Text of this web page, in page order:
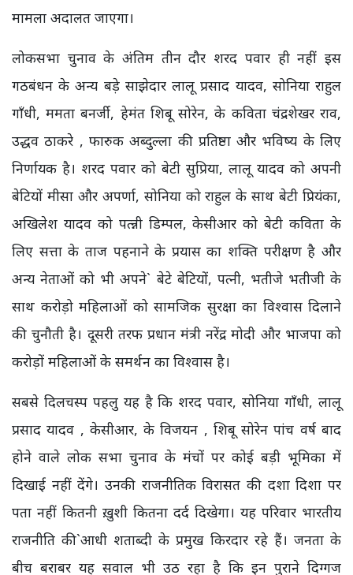
मामला अदालत जाएगा।
लोकसभा चुनाव के अंतिम तीन दौर शरद पवार ही नहीं इस
गठबंधन के अन्य बड़े साझेदार लालू प्रसाद यादव, सोनिया राहुल
गाँधी, ममता बनर्जी, हेमंत शिबू सोरेन, के कविता चंद्रशेखर राव,
उद्धव ठाकरे , फारुक अब्दुल्ला की प्रतिष्ठा और भविष्य के लिए
निर्णायक है। शरद पवार को बेटी सुप्रिया, लालू यादव को अपनी
बेटियों मीसा और अपर्णा, सोनिया को राहुल के साथ बेटी प्रियंका,
अखिलेश यादव को पत्न्नी डिम्पल, केसीआर को बेटी कविता के
लिए सत्ता के ताज पहनाने के प्रयास का शक्ति परीक्षण है और
अन्य नेताओं को भी अपने` बेटे बेटियों, पत्नी, भतीजे भतीजी के
साथ करोड़ो महिलाओं को सामजिक सुरक्षा का विश्वास दिलाने
की चुनौती है। दूसरी तरफ प्रधान मंत्री नरेंद्र मोदी और भाजपा को
करोड़ों महिलाओं के समर्थन का विश्वास है।
सबसे दिलचस्प पहलु यह है कि शरद पवार, सोनिया गाँधी, लालू
प्रसाद यादव , केसीआर, के विजयन , शिबू सोरेन पांच वर्ष बाद
होने वाले लोक सभा चुनाव के मंचों पर कोई बड़ी भूमिका में
दिखाई नहीं देंगे। उनकी राजनीतिक विरासत की दशा दिशा पर
पता नहीं कितनी ख़ुशी कितना दर्द दिखेगा। यह परिवार भारतीय
राजनीति की`आधी शताब्दी के प्रमुख किरदार रहे हैं। जनता के
बीच बराबर यह सवाल भी उठ रहा है कि इन पुराने दिग्गज